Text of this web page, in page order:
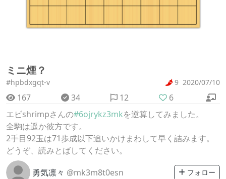
ミニ煙？
#hpbdxgqt-v 9 2020/07/10
167 34 12
6
エビshrimpさんの#6ojrykz3mkを逆算してみました。
全駒は遥か彼方です。
2手目92玉は71歩成以下追いかけまわして早く詰みます。
どうぞ、読みとばしてください。
勇気凛々 @mk3m8t0esn フォロー